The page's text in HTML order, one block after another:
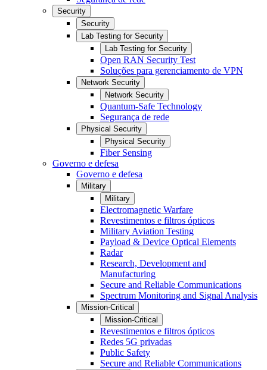
Security
Security
Lab Testing for Security
Lab Testing for Security
Open RAN Security Test
Soluções para gerenciamento de VPN
Network Security
Network Security
Quantum-Safe Technology
Segurança de rede
Physical Security
Physical Security
Fiber Sensing
Governo e defesa
Governo e defesa
Military
Military
Electromagnetic Warfare
Revestimentos e filtros ópticos
Military Aviation Testing
Payload & Device Optical Elements
Radar
Research, Development and
Manufacturing
Secure and Reliable Communications
Spectrum Monitoring and Signal Analysis
Mission-Critical
Mission-Critical
Revestimentos e filtros ópticos
Redes 5G privadas
Public Safety
Secure and Reliable Communications